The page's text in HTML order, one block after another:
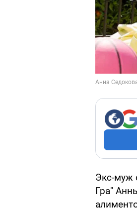
Экс-муж
Гра"